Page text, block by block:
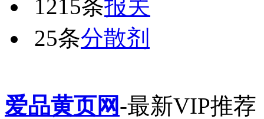
1215条报关
25条分散剂
爱品黄页网-最新VIP推荐